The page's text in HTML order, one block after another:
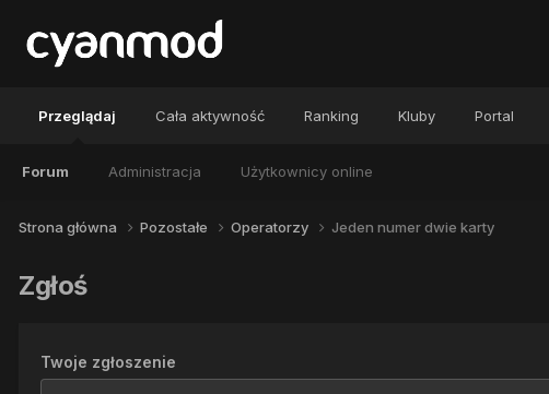
Przeglądaj
Forum Administracja Użytkownicy online
Cała aktywność Ranking Kluby Portal
Strona główna Pozostałe Operatorzy Jeden numer dwie karty
Zgłoś
Twoje zgłoszenie